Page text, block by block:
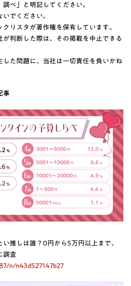
べ」と明記してください。
でください。
リスタが著作権を保有しています。
が判断した際は、その掲載を中止できる
した問題に、当社は一切責任を負いかね
事
推しは誰？0円から5万円以上まで、
調査
n/n43d527147b27